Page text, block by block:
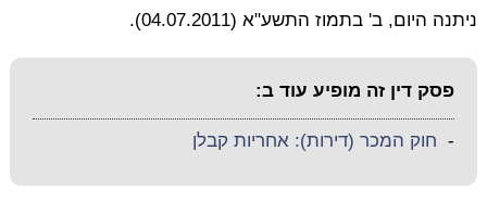
ניתנה היום, ‏ב' בתמוז התשע"א (04.07.2011).
פסק דין זה מופיע עוד ב:
- חוק המכר (דירות): אחריות קבלן